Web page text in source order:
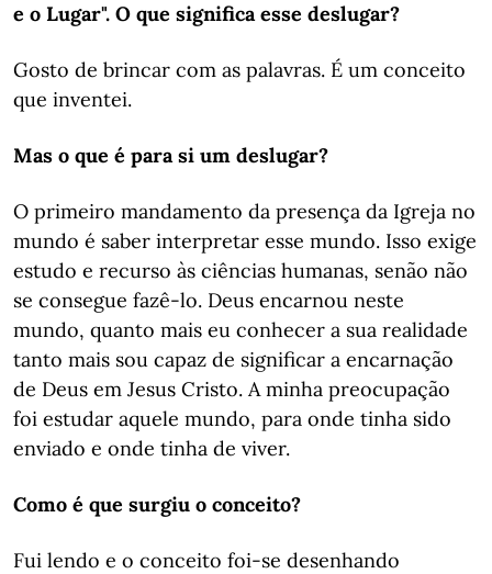
e o Lugar". O que significa esse deslugar?
Gosto de brincar com as palavras. É um conceito
que inventei.
Mas o que é para si um deslugar?
O primeiro mandamento da presença da Igreja no
mundo é saber interpretar esse mundo. Isso exige
estudo e recurso às ciências humanas, senão não
se consegue fazê-lo. Deus encarnou neste
mundo, quanto mais eu conhecer a sua realidade
tanto mais sou capaz de significar a encarnação
de Deus em Jesus Cristo. A minha preocupação
foi estudar aquele mundo, para onde tinha sido
enviado e onde tinha de viver.
Como é que surgiu o conceito?
Fui lendo e o conceito foi-se desenhando